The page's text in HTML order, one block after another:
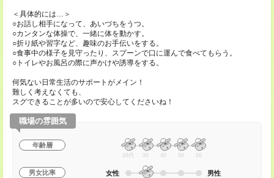
＜具体的には…＞
○お話し相手になって、あいづちをうつ。
○カンタンな体操で、一緒に体を動かす。
○折り紙や習字など、趣味のお手伝いをする。
○食事中の様子を見守ったり、スプーンで口に運んで食べてもらう。
○トイレやお風呂の際に声かけや誘導をする。
何気ない日常生活のサポートがメイン！
難しく考えなくても、
スグできることが多いので安心してくださいね！
職場の雰囲気
年齢層
20代 30 40 50 60
男女比率 女性 男性